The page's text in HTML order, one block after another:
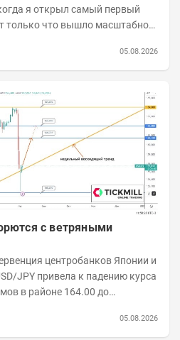
я открыл самый первый
05.08.2026
с ветряными
центробанков Японии и
JPY привела к падению курса
в районе 164.00 до
05.08.2026